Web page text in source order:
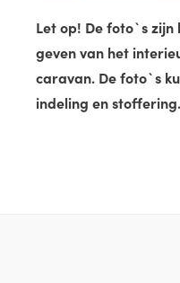
Let op! De foto`s zijn
geven van het
caravan. De foto`s
indeling en stoffering.